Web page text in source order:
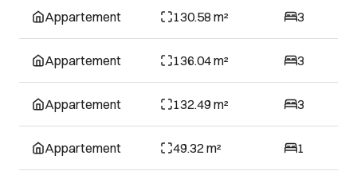
Appartement 130.58 m² 3
Appartement 136.04 m² 3
Appartement 132.49 m² 3
Appartement 49.32 m² 1